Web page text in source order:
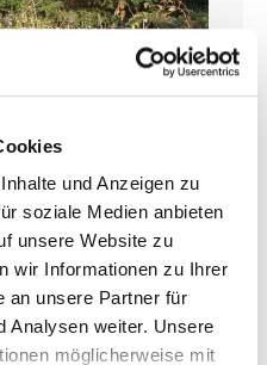
und Anzeigen zu
soziale Medien anbieten
unsere Website zu
wir Informationen zu Ihrer
an unsere Partner für
Analysen weiter. Unsere
möglicherweise mit
für Herbst vorbestellen!
ab 1,59 € *
inkl. MwSt.